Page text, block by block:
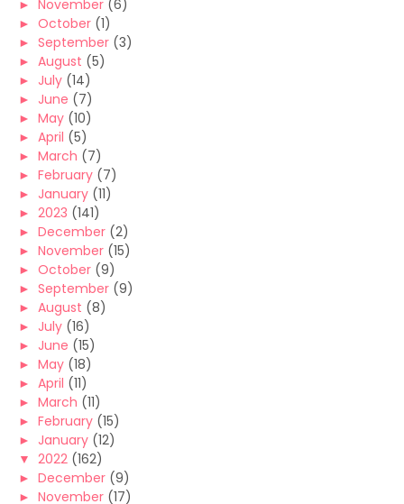
► November (6)
► October (1)
► September (3)
► August (5)
► July (14)
► June (7)
► May (10)
► April (5)
► March (7)
► February (7)
► January (11)
► 2023 (141)
► December (2)
► November (15)
► October (9)
► September (9)
► August (8)
► July (16)
► June (15)
► May (18)
► April (11)
► March (11)
► February (15)
► January (12)
▼ 2022 (162)
► December (9)
► November (17)